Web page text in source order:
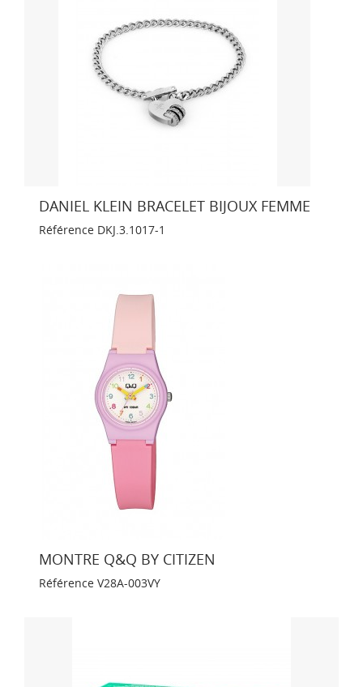
DANIEL KLEIN BRACELET BIJOUX FEMME
Référence DKJ.3.1017-1
MONTRE Q&Q BY CITIZEN
Référence V28A-003VY